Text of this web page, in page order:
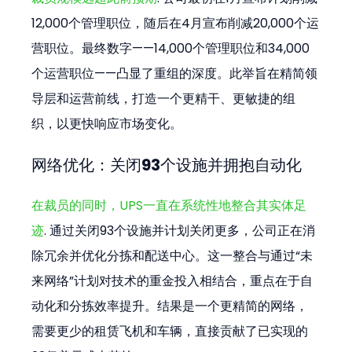
12,000个管理职位，随后在4月宣布削减20,000个运
营职位。最终数字——14,000个管理职位和34,000
个运营职位——凸显了重组的深度。此举旨在精简领
导层和运营前线，打造一个更精干、更敏捷的组
织，以更快响应市场变化。
网络优化：关闭93个设施并拥抱自动化
在裁员的同时，UPS一直在系统性地整合其实体足
迹. 通过关闭93个设施并计划关闭更多，公司正在消
除冗余并优化分拣和配送中心。这一整合与通过“未
来网络”计划对技术的重金投入相结合，重点在于自
动化和分拣效率提升。结果是一个更精简的网络，
需要更少的租赁飞机和车辆，直接贡献了已实现的